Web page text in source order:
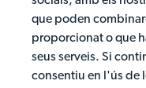
que poden
proporcionat o que
seus serveis. Si
consentiu en l'ús de